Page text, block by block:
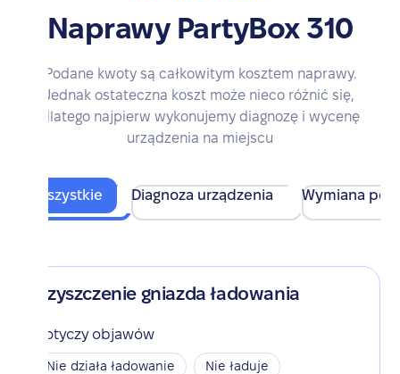
Naprawy PartyBox 310
Podane kwoty są całkowitym kosztem naprawy.
Jednak ostateczna koszt może nieco różnić się,
dlatego najpierw wykonujemy diagnozę i wycenę
urządzenia na miejscu
Wszystkie Diagnoza urządzenia Wymiana
Czyszczenie gniazda ładowania
Dotyczy objawów
Nie działa ładowanie
Nie ładuje